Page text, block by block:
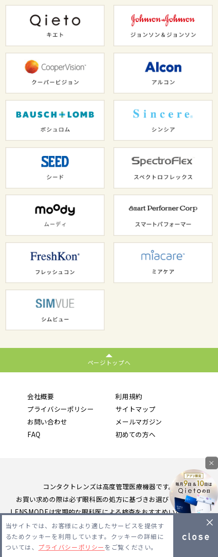
ページトップへ
会社概要
利用規約
プライバシーポリシー
サイトマップ
お問い合わせ
メールマガジン
FAQ
初めての方へ
コンタクトレンズは高度管理医療機器です。
お買い求めの際は必ず眼科医の処方に基づきお選びください。
LENSMODEは定期的な眼科医による検査をおすすめいたします。
Copyright 2026 LENSMODE PTE,LTD. All Rights Reserved.
当サイトでは、お客様により適したサービスを提供す
るためクッキーを利用しています。クッキーの詳細に
ついては、 プライバシーポリシー をご覧ください。
×